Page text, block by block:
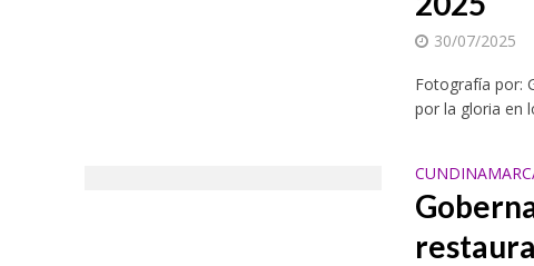
30/07/2025
Fotografía por:
por la gloria en